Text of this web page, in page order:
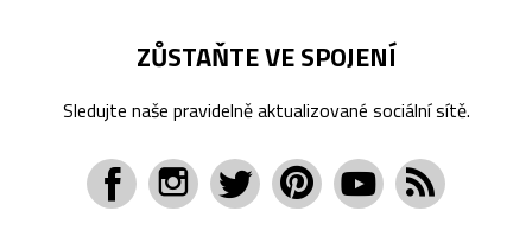
ZŮSTAŇTE VE SPOJENÍ
Sledujte naše pravidelně aktualizované sociální sítě.